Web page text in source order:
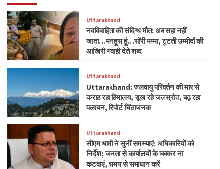
Uttarakhand
नवविवाहिता की संदिग्ध मौत: अब सहा नहीं
जाता…मनहूस हूं…सॉरी मम्मा, टूटती उम्मीदों की
आखिरी गवाही देते शब्द
Uttarakhand
Uttarakhand: जलवायु परिवर्तन की मार से
कराह रहा हिमालय, सूख रहे जलस्रोत, बढ़ रहा
पलायन, रिपोर्ट चिंताजनक
Uttarakhand
सीएम धामी ने सुनीं समस्याएं: अधिकारियों को
निर्देश; जनता से कार्यालयों के चक्कर ना
कटवाएं, समय से समाधान करें